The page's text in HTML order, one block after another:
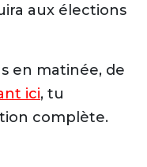
aux élections
en matinée, de
ici, tu
complète.